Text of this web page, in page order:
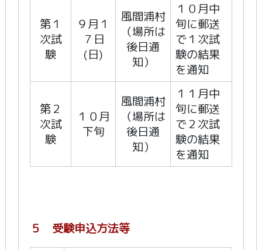
第１
次試
験
９月１
７日
(日)
風間浦村
（場所は
後日通
知）
１０月中
旬に郵送
で１次試
験の結果
を通知
第２
次試
験
１０月
下旬
風間浦村
（場所は
後日通
知）
１１月中
旬に郵送
で２次試
験の結果
を通知
５ 受験申込方法等